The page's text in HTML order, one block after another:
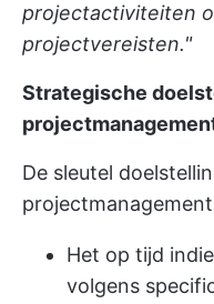
projectactiviteiten
projectvereisten."
Strategische
De sleutel
Het op tijd
volgens